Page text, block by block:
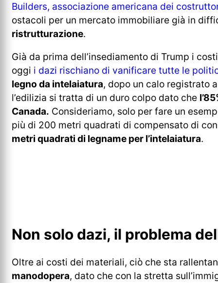
Builders, associazione americana dei
ostacoli per un mercato immobiliare già in
ristrutturazione.
Già da prima dell’insediamento di Trump i
oggi i dazi rischiano di vanificare tutte le
legno da intelaiatura, dopo un calo registrato
l’edilizia si tratta di un duro colpo dato che
Canada. Consideriamo, solo per fare un
più di 200 metri quadrati di compensato di
metri quadrati di legname per l’intelaiatura.
Non solo dazi, il problema
Oltre ai costi dei materiali, ciò che sta
manodopera, dato che con la stretta